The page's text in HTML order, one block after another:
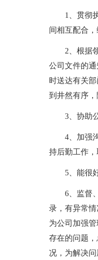
1、贯彻
间相互配合
2、根据
公司文件的
时送达有关
到井然有序
3、协助
4、加强
持后勤工作，
5、能很
6、监督
录，有异常
为公司加强
存在的问题
况，为解决问